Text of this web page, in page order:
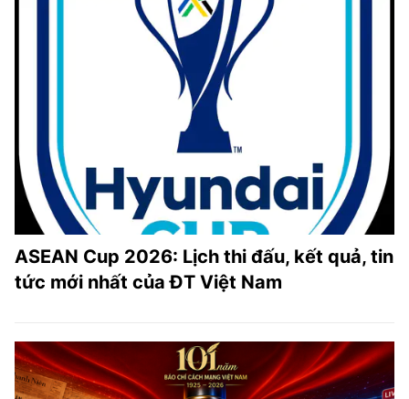
ASEAN Cup 2026: Lịch thi đấu, kết quả, tin
tức mới nhất của ĐT Việt Nam